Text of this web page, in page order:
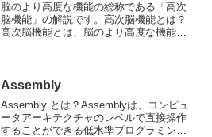
脳のより高度な機能の総称である「高次
脳機能」の解説です。高次脳機能とは？
高次脳機能とは、脳のより高度な機能の
どが挙げられます。高次脳機能...
Assembly
Assembly とは？Assemblyは、コンピュ
ータアーキテクチャのレベルで直接操作
することができる低水準プログラミング